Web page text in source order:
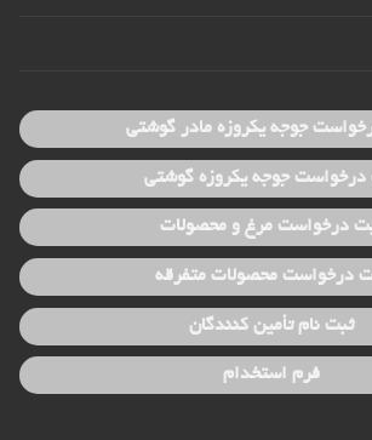
جوجه یکروزه مادر گوشتی
درخواست جوجه یکروزه گوشتی
درخواست مرغ و محصولات
درخواست محصولات متفرقه
ثبت نام تأمین کنندگان
فرم استخدام